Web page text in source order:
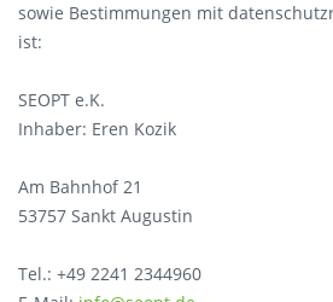
sowie Bestimmungen mit
ist:
SEOPT e.K.
Inhaber: Eren Kozik
Am Bahnhof 21
53757 Sankt Augustin
Tel.: +49 2241 2344960